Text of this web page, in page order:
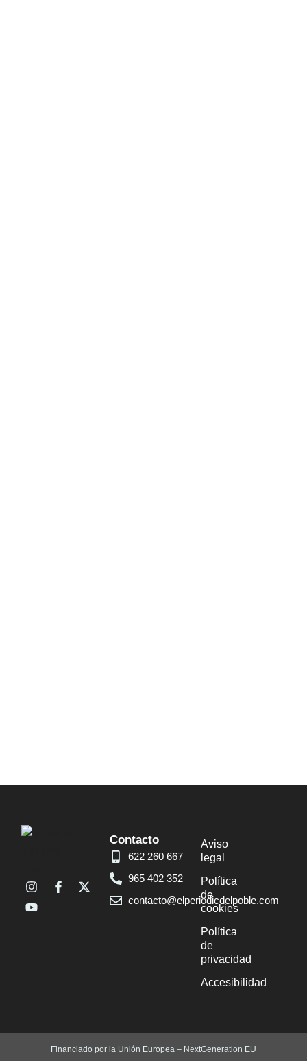
Contacto
622 260 667
965 402 352
contacto@elperiodicdelpoble.com
Aviso
legal
Política
de
cookies
Política
de
privacidad
Accesibilidad
Financiado por la Unión Europea – NextGeneration EU